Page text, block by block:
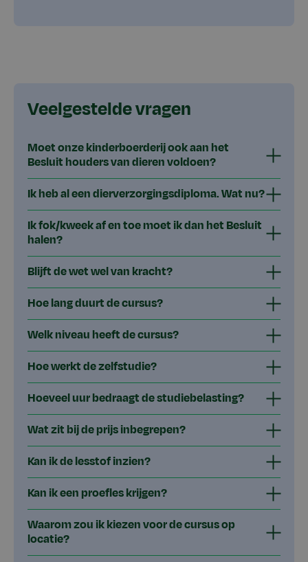
Veelgestelde vragen
Moet onze kinderboerderij ook aan het
Besluit houders van dieren voldoen?
Ik heb al een dierverzorgingsdiploma. Wat nu?
Ik fok/kweek af en toe moet ik dan het Besluit
halen?
Blijft de wet wel van kracht?
Hoe lang duurt de cursus?
Welk niveau heeft de cursus?
Hoe werkt de zelfstudie?
Hoeveel uur bedraagt de studiebelasting?
Wat zit bij de prijs inbegrepen?
Kan ik de lesstof inzien?
Kan ik een proefles krijgen?
Waarom zou ik kiezen voor de cursus op
locatie?